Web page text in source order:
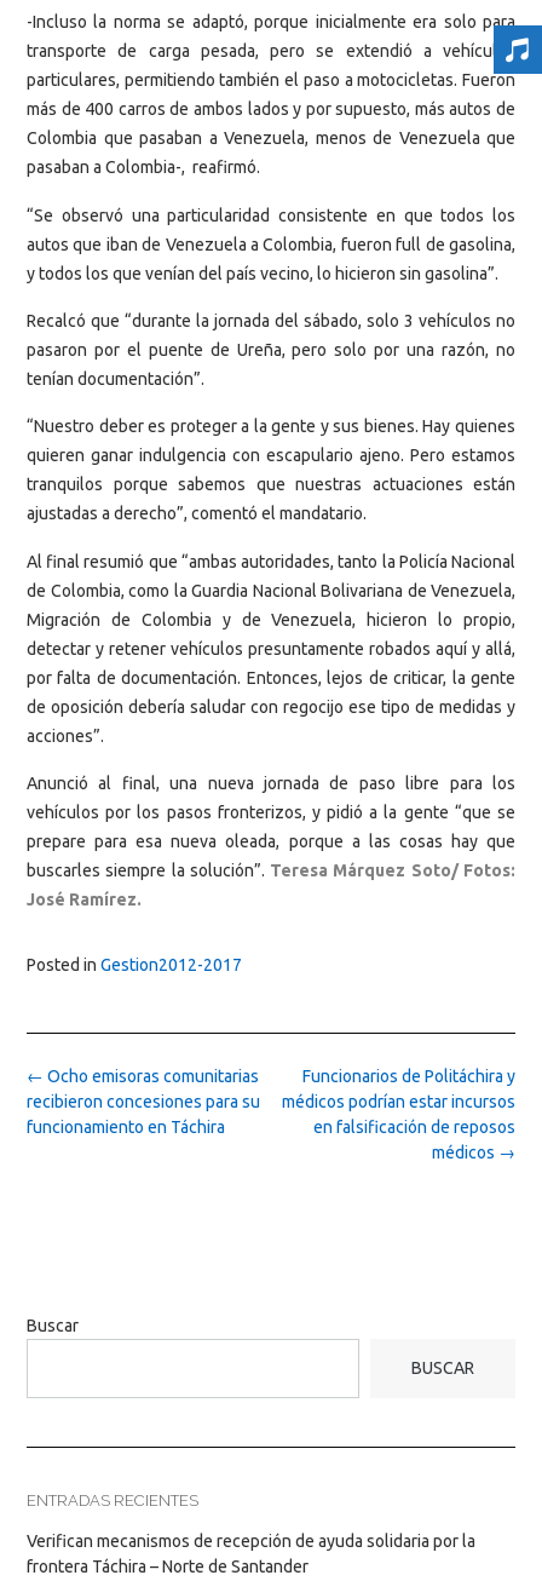
-Incluso la norma se adaptó, porque inicialmente era solo para
transporte de carga pesada, pero se extendió a vehículos
particulares, permitiendo también el paso a motocicletas. Fueron
más de 400 carros de ambos lados y por supuesto, más autos de
Colombia que pasaban a Venezuela, menos de Venezuela que
pasaban a Colombia-, reafirmó.
“Se observó una particularidad consistente en que todos los
autos que iban de Venezuela a Colombia, fueron full de gasolina,
y todos los que venían del país vecino, lo hicieron sin gasolina”.
Recalcó que “durante la jornada del sábado, solo 3 vehículos no
pasaron por el puente de Ureña, pero solo por una razón, no
tenían documentación”.
“Nuestro deber es proteger a la gente y sus bienes. Hay quienes
quieren ganar indulgencia con escapulario ajeno. Pero estamos
tranquilos porque sabemos que nuestras actuaciones están
ajustadas a derecho”, comentó el mandatario.
Al final resumió que “ambas autoridades, tanto la Policía Nacional
de Colombia, como la Guardia Nacional Bolivariana de Venezuela,
Migración de Colombia y de Venezuela, hicieron lo propio,
detectar y retener vehículos presuntamente robados aquí y allá,
por falta de documentación. Entonces, lejos de criticar, la gente
de oposición debería saludar con regocijo ese tipo de medidas y
acciones”.
Anunció al final, una nueva jornada de paso libre para los
vehículos por los pasos fronterizos, y pidió a la gente “que se
prepare para esa nueva oleada, porque a las cosas hay que
buscarles siempre la solución”. Teresa Márquez Soto/ Fotos:
José Ramírez.
Posted in Gestion2012-2017
Post
navigation
Funcionarios de Politáchira y
médicos podrían estar incursos
en falsificación de reposos
médicos →
← Ocho emisoras comunitarias
recibieron concesiones para su
funcionamiento en Táchira
Buscar
BUSCAR
ENTRADAS RECIENTES
Verifican mecanismos de recepción de ayuda solidaria por la
frontera Táchira – Norte de Santander